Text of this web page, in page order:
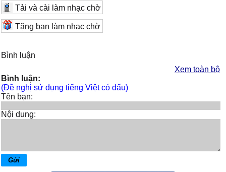
Tải và cài làm nhạc chờ
Tặng bạn làm nhạc chờ
Bình luận
Xem toàn bộ
Bình luận:
(Đề nghị sử dụng tiếng Việt có dấu)
Tên bạn:
Nội dung: